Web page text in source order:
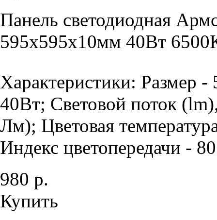
Панель светодиодная
595х595х10мм 40Вт
Характеристики: Размер
40Вт; Световой поток
Лм); Цветовая
Индекс цветопередачи -
980 р.
Купить